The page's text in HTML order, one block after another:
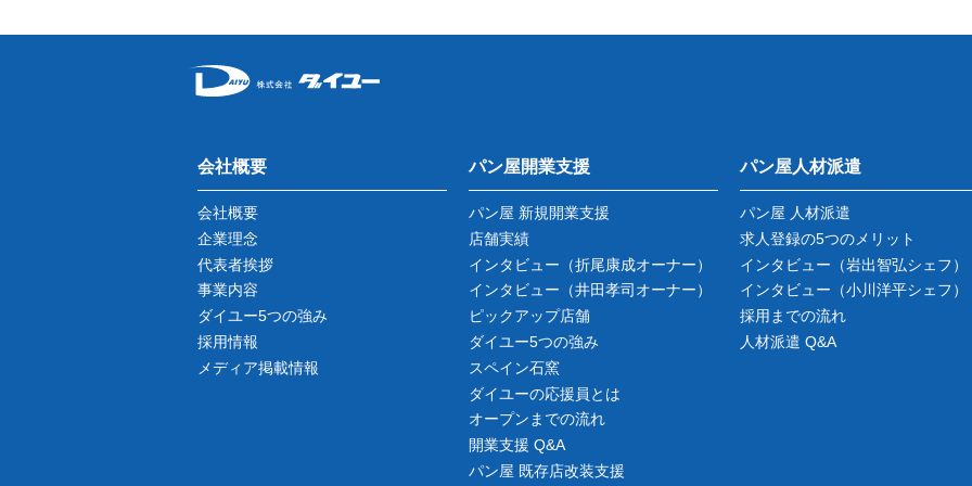
会社概要
会社概要
企業理念
代表者挨拶
事業内容
ダイユー5つの強み
採用情報
メディア掲載情報
パン屋開業支援
パン屋 新規開業支援
店舗実績
インタビュー （折尾康成オーナー）
インタビュー （井田孝司オーナー）
ピックアップ店舗
ダイユー5つの強み
スペイン石窯
ダイユーの応援員とは
オープンまでの流れ
開業支援 Q&A
パン屋 既存店改装支援
パン屋人材派遣
パン屋 人材派遣
求人登録の5つのメリット
インタビュー （岩出智弘シェフ）
インタビュー （小川洋平シェフ）
採用までの流れ
人材派遣 Q&A